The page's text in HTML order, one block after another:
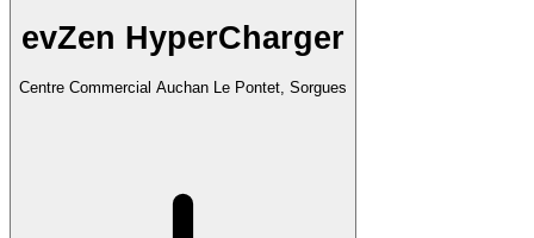
evZen HyperCharger
Centre Commercial Auchan Le Pontet, Sorgues